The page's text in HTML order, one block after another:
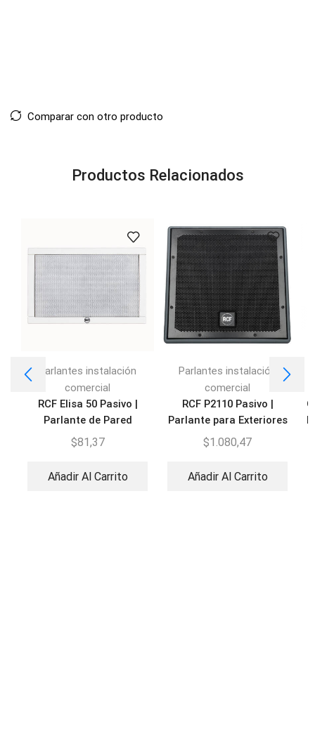
Comparar con otro producto
Productos Relacionados
Parlantes instalación
comercial
RCF Elisa 50 Pasivo |
Parlante de Pared
Empotrado
$81,37
Añadir Al Carrito
Parlantes instalación
comercial
RCF P2110 Pasivo |
Parlante para Exteriores
$1.080,47
Añadir Al Carrito